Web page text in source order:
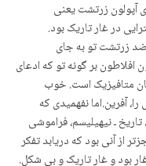
آپولون زرتشت یعنی
در غار تاریک بود.
زرتشت تو به جای
بر گونه تو که ادعای
متافیزیک است. خوب
آفرین.اما نفهمیدی که
ـ نیهیلیسم، فراموشی
از آنی بود که دریابد تفکر
بود و غار تاریک و بی شکل.